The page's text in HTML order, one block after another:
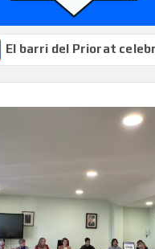
celebrarà les